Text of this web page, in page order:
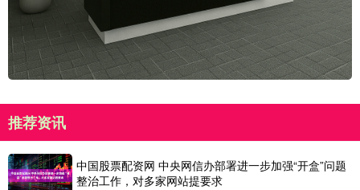
推荐资讯
中国股票配资网 中央网信办部署进一步加强“开盒”问题
整治工作，对多家网站提要求